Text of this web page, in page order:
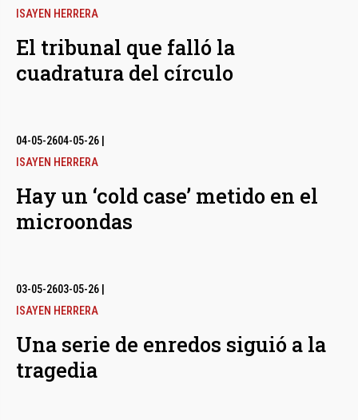
ISAYEN HERRERA
El tribunal que falló la
cuadratura del círculo
04-05-2604-05-26
ISAYEN HERRERA
Hay un ‘cold case’ metido en el
microondas
03-05-2603-05-26
ISAYEN HERRERA
Una serie de enredos siguió a la
tragedia